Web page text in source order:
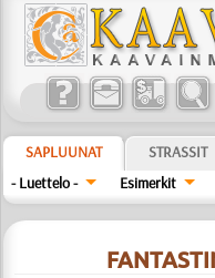
SAPLUUNAT
STRASSIT
- Luettelo -
Esimerkit